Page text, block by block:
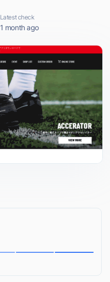
Latest check
1 month ago